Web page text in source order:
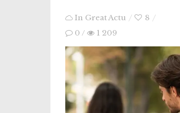
In Great Actu
8
0 / 1 209